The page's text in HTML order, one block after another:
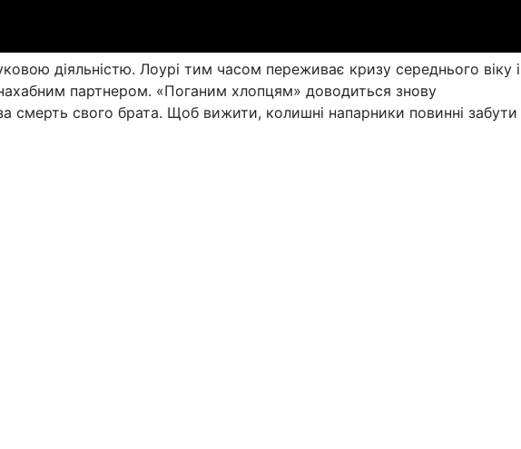
діяльністю. Лоурі тим часом переживає кризу середнього віку і
партнером. «Поганим хлопцям» доводиться знову
свого брата. Щоб вижити, колишні напарники повинні забути